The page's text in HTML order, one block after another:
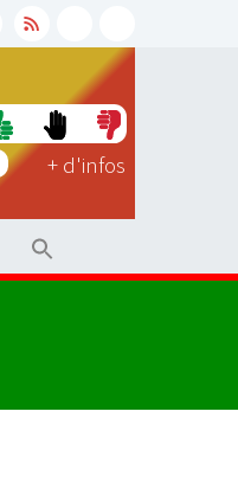
+ d'infos